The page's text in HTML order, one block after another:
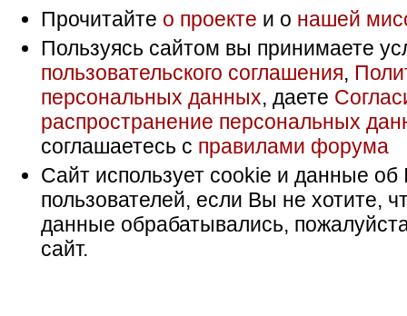
Прочитайте о проекте и о нашей
Пользуясь сайтом вы принимаете
пользовательского соглашения,
персональных данных, даете
распространение персональных
соглашаетесь с правилами форума
Сайт использует cookie и данные об
пользователей, если Вы не хотите,
данные обрабатывались,
сайт.